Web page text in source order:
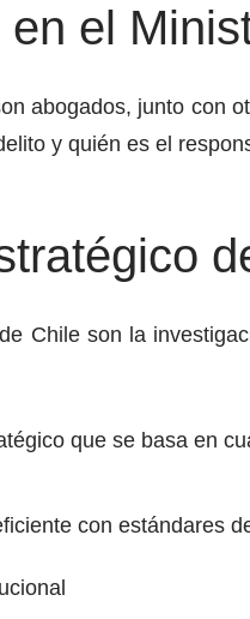
el
abogados, junto con
y quién es el
Chile son la
que se basa en
con estándares